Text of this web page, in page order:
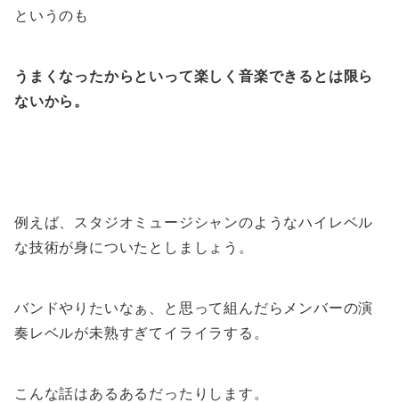
というのも
うまくなったからといって楽しく音楽できるとは限ら
ないから。
例えば、スタジオミュージシャンのようなハイレベル
な技術が身についたとしましょう。
バンドやりたいなぁ、と思って組んだらメンバーの演
奏レベルが未熟すぎてイライラする。
こんな話はあるあるだったりします。